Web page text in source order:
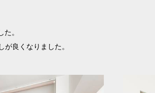
。
良くなりました。